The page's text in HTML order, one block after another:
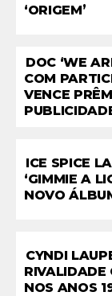
‘ORIGEM’
DOC ‘WE
COM
VENCE
ICE SPICE
‘GIMMIE A
NOVO
CYNDI
RIVALIDADE
NOS ANOS